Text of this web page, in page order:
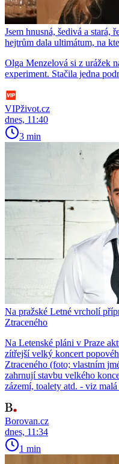
Jsem hnusná, šedivá a stará,
hejtrům dala ultimátum, na
Olga Menzelová si z urážek
experiment. Stačila jedna
VIPživot.cz
dnes, 11:40
3 min
Na pražské Letné vrcholí
Ztraceného
Na Letenské pláni v Praze
zítřejší velký koncert
Ztraceného (foto; vlastním
zahrnují stavbu velkého
zázemí, toalety atd. - viz
Borovan.cz
dnes, 11:34
1 min